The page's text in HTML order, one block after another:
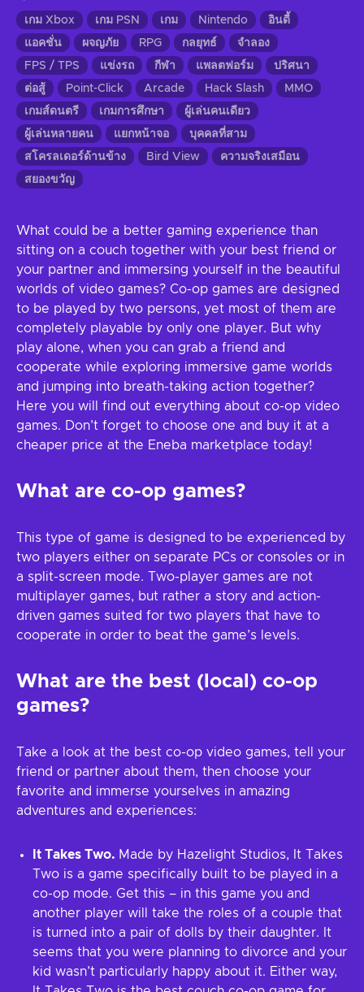
เกม Xbox เกม PSN เกม Nintendo
อินดี้
แอคชั่น
ผจญภัย RPG กลยุทธ์
จำลอง
FPS / TPS
แข่งรถ กีฬา แพลตฟอร์ม
ปริศนา
ต่อสู้
Point-Click Arcade Hack Slash
MMO
เกมส์ดนตรี
เกมการศึกษา
ผู้เล่นคนเดียว
ผู้เล่นหลายคน
แยกหน้าจอ
บุคคลที่สาม
สโครลเดอร์ด้านข้าง
Bird View
ความจริงเสมือน
สยองขวัญ
What could be a better gaming experience than
sitting on a couch together with your best friend or
your partner and immersing yourself in the beautiful
worlds of video games? Co-op games are designed
to be played by two persons, yet most of them are
completely playable by only one player. But why
play alone, when you can grab a friend and
cooperate while exploring immersive game worlds
and jumping into breath-taking action together?
Here you will find out everything about co-op video
games. Don’t forget to choose one and buy it at a
cheaper price at the Eneba marketplace today!
What are co-op games?
This type of game is designed to be experienced by
two players either on separate PCs or consoles or in
a split-screen mode. Two-player games are not
multiplayer games, but rather a story and action-
driven games suited for two players that have to
cooperate in order to beat the game’s levels.
What are the best (local) co-op
games?
Take a look at the best co-op video games, tell your
friend or partner about them, then choose your
favorite and immerse yourselves in amazing
adventures and experiences:
It Takes Two. Made by Hazelight Studios, It Takes
Two is a game specifically built to be played in a
co-op mode. Get this – in this game you and
another player will take the roles of a couple that
is turned into a pair of dolls by their daughter. It
seems that you were planning to divorce and your
kid wasn’t particularly happy about it. Either way,